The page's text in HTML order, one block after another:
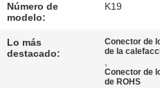
DEL
SITIO
Número de
modelo:
K19
Lo más
destacado:
Conector de
de la
,
Conector de
de ROHS